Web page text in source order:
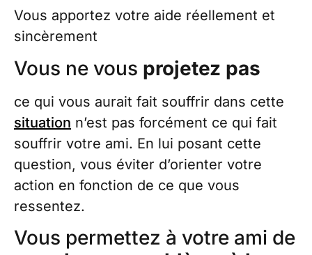
Vous apportez votre aide réellement et
sincèrement
Vous ne vous projetez pas
ce qui vous aurait fait souffrir dans cette
situation n’est pas forcément ce qui fait
souffrir votre ami. En lui posant cette
question, vous éviter d’orienter votre
action en fonction de ce que vous
ressentez.
Vous permettez à votre ami de